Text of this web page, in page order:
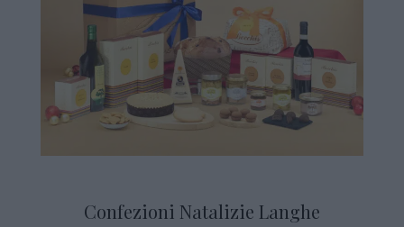
Confezioni Natalizie Langhe